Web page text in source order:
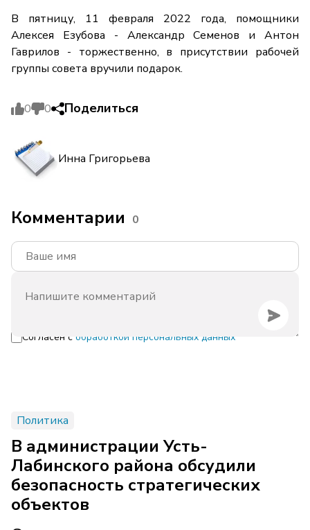
В пятницу, 11 февраля 2022 года, помощники
Алексея Езубова - Александр Семенов и Антон
Гаврилов - торжественно, в присутствии рабочей
группы совета вручили подарок.
0 0 Поделиться
Инна Григорьева
Комментарии 0
Согласен с обработкой персональных данных
Политика
В администрации Усть-
Лабинского района обсудили
безопасность стратегических
объектов